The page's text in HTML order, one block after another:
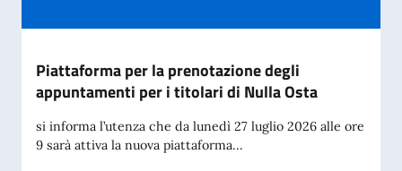
Piattaforma per la prenotazione degli
appuntamenti per i titolari di Nulla Osta
si informa l’utenza che da lunedì 27 luglio 2026 alle ore
9 sarà attiva la nuova piattaforma...